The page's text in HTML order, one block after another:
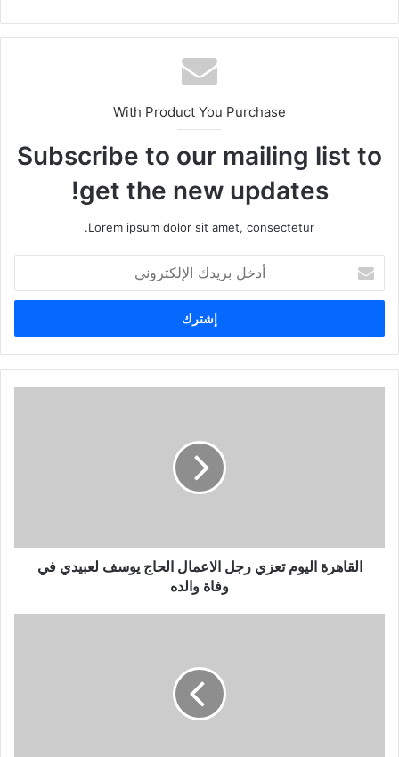
With Product You Purchase
Subscribe to our mailing list to
get the new updates!
Lorem ipsum dolor sit amet, consectetur.
خ
ب
ر
القاهرة اليوم تعزي رجل الاعمال الحاج يوسف لعبيدي في
وفاة والده